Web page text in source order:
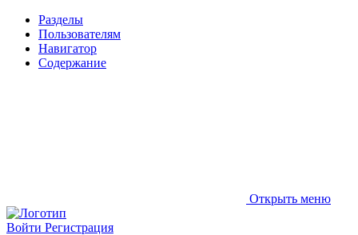
Разделы
Пользователям
Навигатор
Содержание
Открыть меню
Войти Регистрация